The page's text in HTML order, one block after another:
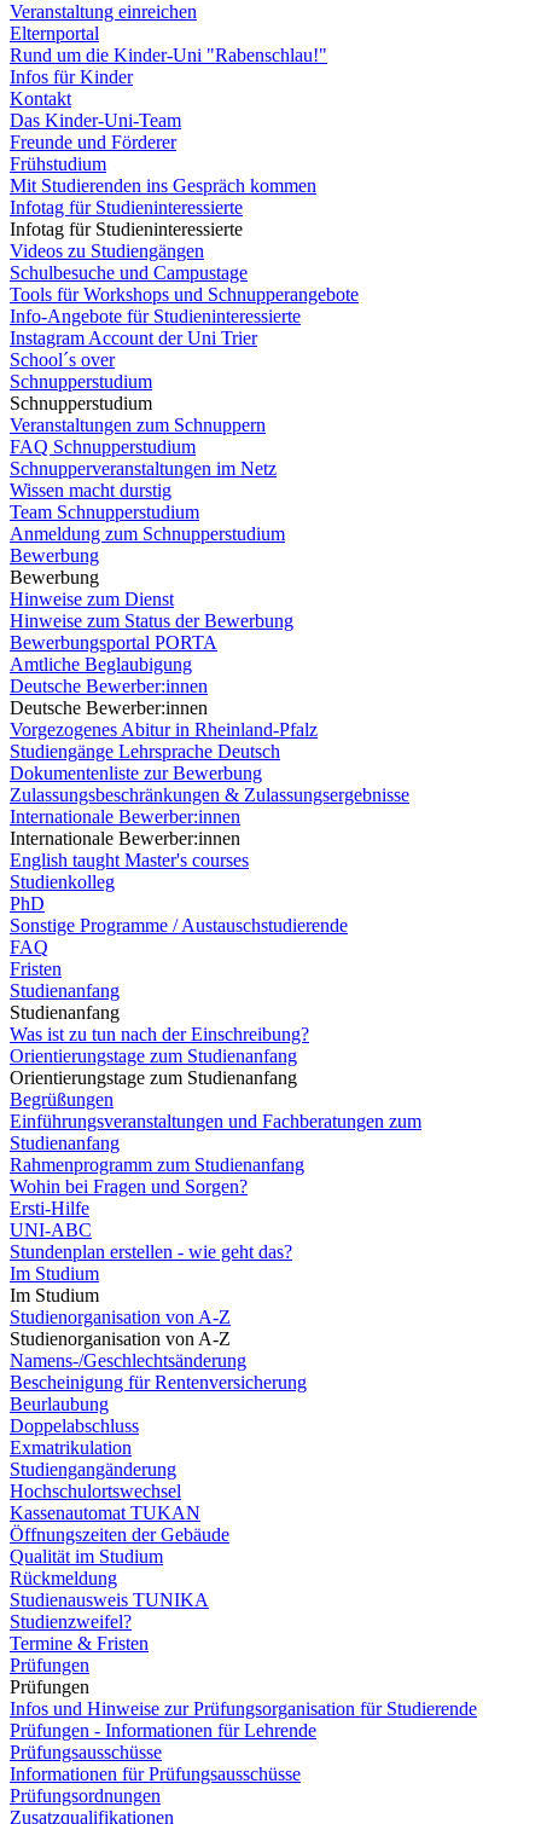
Veranstaltung einreichen
Elternportal
Rund um die Kinder-Uni "Rabenschlau!"
Infos für Kinder
Kontakt
Das Kinder-Uni-Team
Freunde und Förderer
Frühstudium
Mit Studierenden ins Gespräch kommen
Infotag für Studieninteressierte
Infotag für Studieninteressierte
Videos zu Studiengängen
Schulbesuche und Campustage
Tools für Workshops und Schnupperangebote
Info-Angebote für Studieninteressierte
Instagram Account der Uni Trier
School´s over
Schnupperstudium
Schnupperstudium
Veranstaltungen zum Schnuppern
FAQ Schnupperstudium
Schnupperveranstaltungen im Netz
Wissen macht durstig
Team Schnupperstudium
Anmeldung zum Schnupperstudium
Bewerbung
Bewerbung
Hinweise zum Dienst
Hinweise zum Status der Bewerbung
Bewerbungsportal PORTA
Amtliche Beglaubigung
Deutsche Bewerber:innen
Deutsche Bewerber:innen
Vorgezogenes Abitur in Rheinland-Pfalz
Studiengänge Lehrsprache Deutsch
Dokumentenliste zur Bewerbung
Zulassungsbeschränkungen & Zulassungsergebnisse
Internationale Bewerber:innen
Internationale Bewerber:innen
English taught Master's courses
Studienkolleg
PhD
Sonstige Programme / Austauschstudierende
FAQ
Fristen
Studienanfang
Studienanfang
Was ist zu tun nach der Einschreibung?
Orientierungstage zum Studienanfang
Orientierungstage zum Studienanfang
Begrüßungen
Einführungsveranstaltungen und Fachberatungen zum
Studienanfang
Rahmenprogramm zum Studienanfang
Wohin bei Fragen und Sorgen?
Ersti-Hilfe
UNI-ABC
Stundenplan erstellen - wie geht das?
Im Studium
Im Studium
Studienorganisation von A-Z
Studienorganisation von A-Z
Namens-/Geschlechtsänderung
Bescheinigung für Rentenversicherung
Beurlaubung
Doppelabschluss
Exmatrikulation
Studiengangänderung
Hochschulortswechsel
Kassenautomat TUKAN
Öffnungszeiten der Gebäude
Qualität im Studium
Rückmeldung
Studienausweis TUNIKA
Studienzweifel?
Termine & Fristen
Prüfungen
Prüfungen
Infos und Hinweise zur Prüfungsorganisation für Studierende
Prüfungen - Informationen für Lehrende
Prüfungsausschüsse
Informationen für Prüfungsausschüsse
Prüfungsordnungen
Zusatzqualifikationen